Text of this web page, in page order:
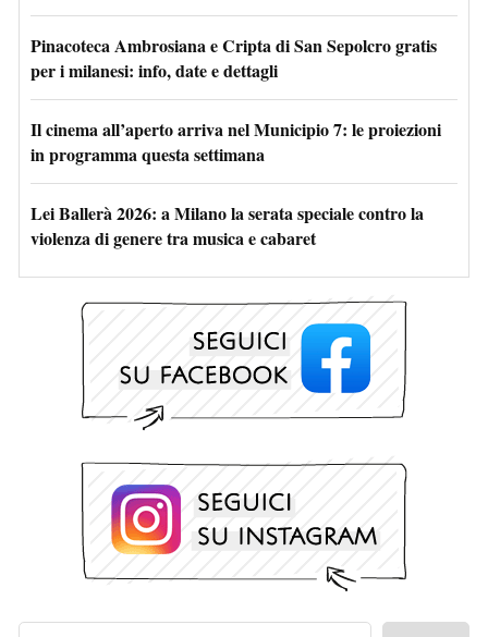
Pinacoteca Ambrosiana e Cripta di San Sepolcro gratis
per i milanesi: info, date e dettagli
Il cinema all’aperto arriva nel Municipio 7: le proiezioni
in programma questa settimana
Lei Ballerà 2026: a Milano la serata speciale contro la
violenza di genere tra musica e cabaret